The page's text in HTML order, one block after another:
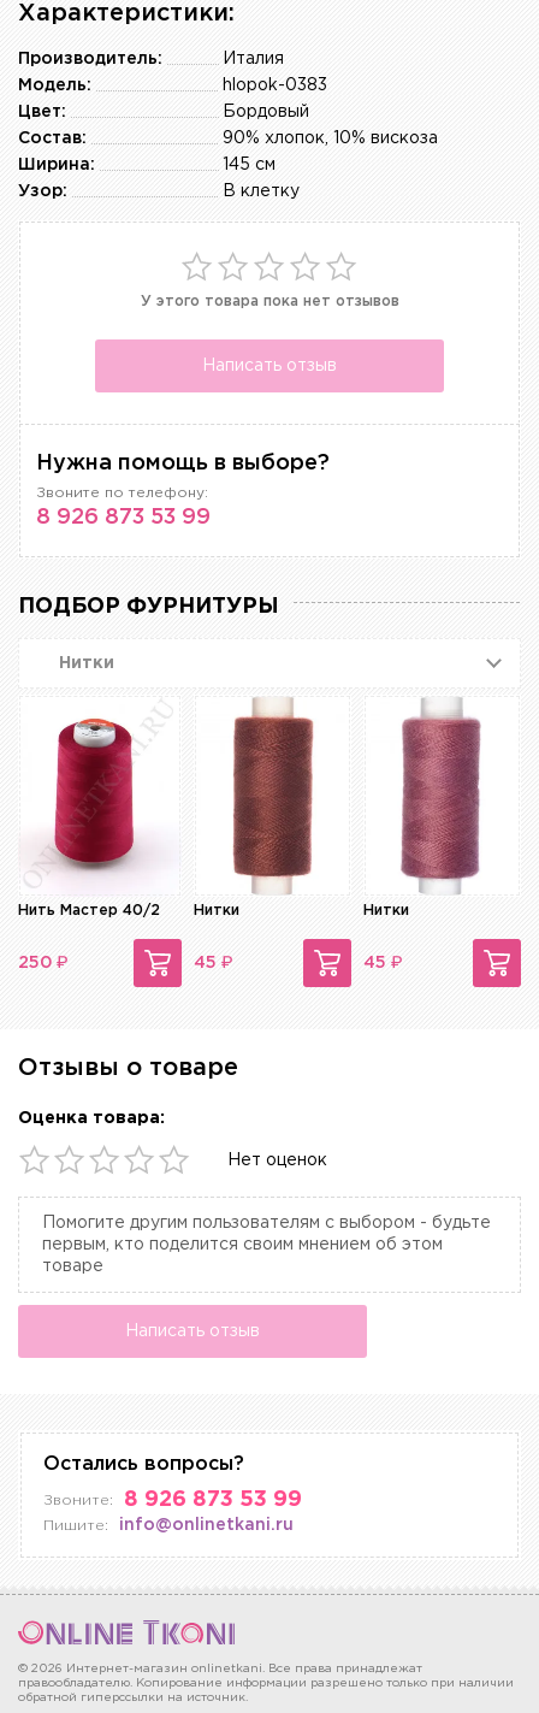
Характеристики:
Италия
Производитель:
hlopok-0383
Модель:
Бордовый
Цвет:
90% хлопок, 10% вискоза
Состав:
145 см
Ширина:
В клетку
Узор:
У этого товара пока нет отзывов
Написать отзыв
Нужна помощь в выборе?
Звоните по телефону:
8 926 873 53 99
ПОДБОР ФУРНИТУРЫ
Нитки
Нить Мастер 40/2
250 ₽
Нитки
45 ₽
Нитки
45 ₽
Отзывы о товаре
Оценка товара:
Нет оценок
Помогите другим пользователям с выбором - будьте
первым, кто поделится своим мнением об этом
товаре
Написать отзыв
Остались вопросы?
Звоните: 8 926 873 53 99
Пишите: info@onlinetkani.ru
© 2026 Интернет-магазин onlinetkani. Все права принадлежат
правообладателю. Копирование информации разрешено только при наличии
обратной гиперссылки на источник.